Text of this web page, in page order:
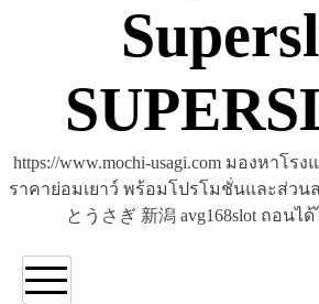
https://www.mochi-usagi.com มองหาโ
ราคาย่อมเยาว์ พร้อมโปรโมชั่นและส่วน
とうさぎ 新潟 avg168slot ถอนไ